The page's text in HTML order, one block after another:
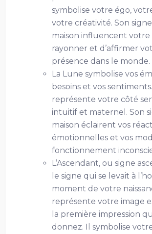
symbolise votre égo,
votre créativité. Son
maison influencent votre
rayonner et d’affirmer
présence dans le monde.
La Lune symbolise vos
besoins et vos
représente votre côté
intuitif et maternel. Son
maison éclairent vos
émotionnelles et vos
fonctionnement
L’Ascendant, ou signe
le signe qui se levait à
moment de votre
représente votre image
la première impression
donnez. Il symbolise